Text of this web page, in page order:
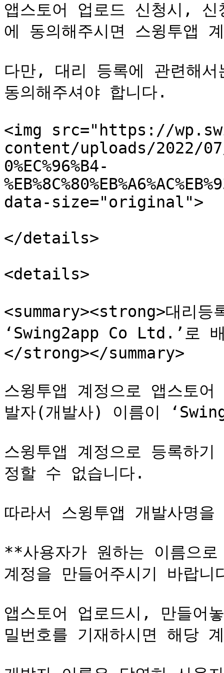
앱스토어 업로드 신청시, 신
에 동의해주시면 스윙투앱
다만, 대리 등록에 관련해
동의해주셔야 합니다.
<img src="https://
content/uploads/2022/07/
0%EC%96%B4-
data-size="original">
</details>
<details>
<summary><strong>대리등
‘Swing2app Co Ltd.’로
</strong></summary>
스윙투앱 계정으로 앱스토
발자(개발사) 이름이
스윙투앱 계정으로 등록하
정할 수 없습니다.
따라서 스윙투앱 개발사명
**사용자가 원하는 이름으
계정을 만들어주시기 바랍
앱스토어 업로드시, 만들어
밀번호를 기재하시면 해당